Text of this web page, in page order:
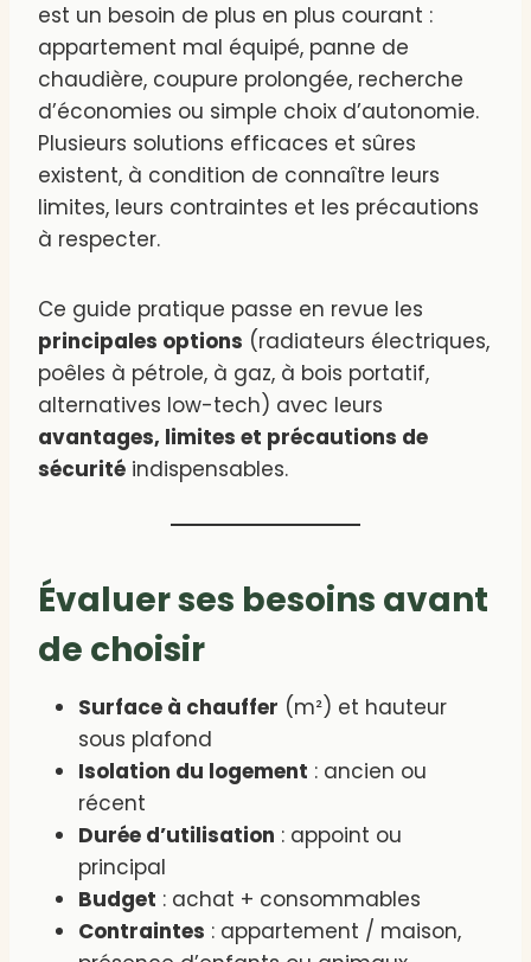
est un besoin de plus en plus courant :
appartement mal équipé, panne de
chaudière, coupure prolongée, recherche
d’économies ou simple choix d’autonomie.
Plusieurs solutions efficaces et sûres
existent, à condition de connaître leurs
limites, leurs contraintes et les précautions
à respecter.
Ce guide pratique passe en revue les
principales options (radiateurs électriques,
poêles à pétrole, à gaz, à bois portatif,
alternatives low-tech) avec leurs
avantages, limites et précautions de
sécurité indispensables.
Évaluer ses besoins avant
de choisir
Surface à chauffer (m²) et hauteur
sous plafond
Isolation du logement : ancien ou
récent
Durée d’utilisation : appoint ou
principal
Budget : achat + consommables
Contraintes : appartement / maison,